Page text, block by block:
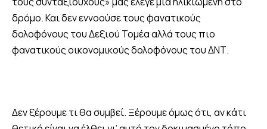
δρόμο. Και δεν εννοούσε τους φανατικούς
δολοφόνους του Δεξιού Τομέα αλλά τους πιο
φανατικούς οικονομικούς δολοφόνους του ΔΝΤ.
Δεν ξέρουμε τι θα συμβεί. Ξέρουμε όμως ότι, αν κάτι